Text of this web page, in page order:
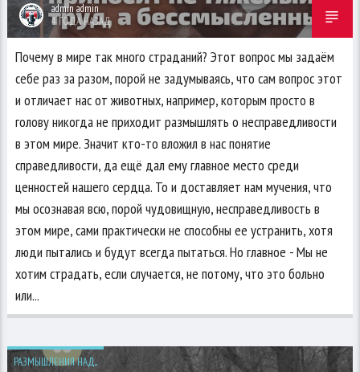
admin admin
4 ГОДА НАЗАД
Почему в мире так много страданий? Этот вопрос мы задаём
себе раз за разом, порой не задумываясь, что сам вопрос этот
и отличает нас от животных, например, которым просто в
голову никогда не приходит размышлять о несправедливости
в этом мире. Значит кто-то вложил в нас понятие
справедливости, да ещё дал ему главное место среди
ценностей нашего сердца. То и доставляет нам мучения, что
мы осознавая всю, порой чудовищную, несправедливость в
этом мире, сами практически не способны ее устранить, хотя
люди пытались и будут всегда пытаться. Но главное - Мы не
хотим страдать, если случается, не потому, что это больно
или...
РАЗМЫШЛЕНИЯ НАД...